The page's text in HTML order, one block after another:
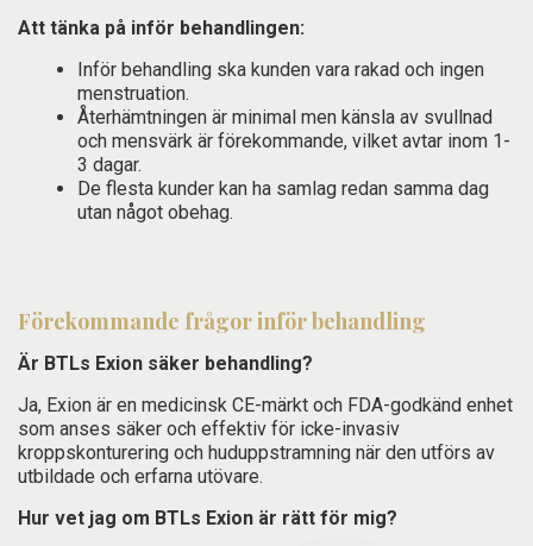
Att tänka på inför behandlingen:
Inför behandling ska kunden vara rakad och ingen
menstruation.
Återhämtningen är minimal men känsla av svullnad
och mensvärk är förekommande, vilket avtar inom 1-
3 dagar.
De flesta kunder kan ha samlag redan samma dag
utan något obehag.
Förekommande frågor inför behandling
Är BTLs Exion säker behandling?
Ja, Exion är en medicinsk CE-märkt och FDA-godkänd enhet
som anses säker och effektiv för icke-invasiv
kroppskonturering och huduppstramning när den utförs av
utbildade och erfarna utövare.
Hur vet jag om BTLs Exion är rätt för mig?